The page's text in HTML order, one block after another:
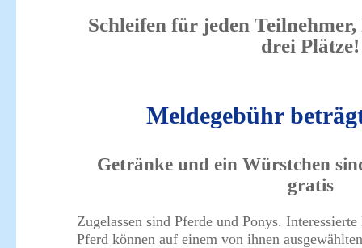
Schleifen für jeden
drei Plätze!
Meldegebühr
Getränke und ein Würstchen
gratis
Zugelassen sind Pferde und Ponys.
Pferd können auf einem von ihnen